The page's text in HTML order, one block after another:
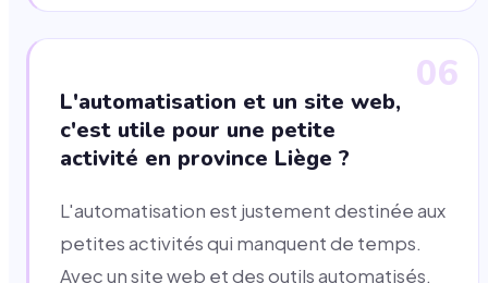
06
L'automatisation et un site web,
c'est utile pour une petite
activité en province Liège ?
L'automatisation est justement destinée aux
petites activités qui manquent de temps.
Avec un site web et des outils automatisés,